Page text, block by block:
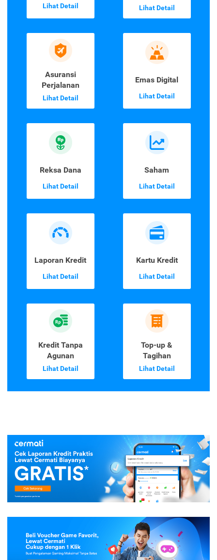
Lihat Detail Lihat Detail
Asuransi
Perjalanan
Lihat Detail
Emas Digital
Lihat Detail
Reksa Dana
Lihat Detail
Saham
Lihat Detail
Laporan Kredit
Lihat Detail
Kartu Kredit
Lihat Detail
Kredit Tanpa
Agunan
Lihat Detail
Top-up &
Tagihan
Lihat Detail